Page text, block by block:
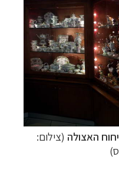
האצולה (צילום: